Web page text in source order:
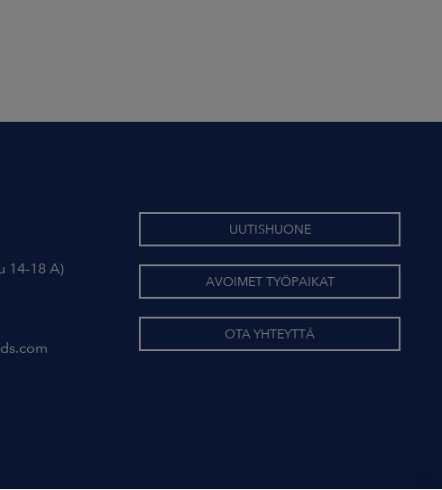
14-18 A)
UUTISHUONE
AVOIMET TYÖPAIKAT
OTA YHTEYTTÄ